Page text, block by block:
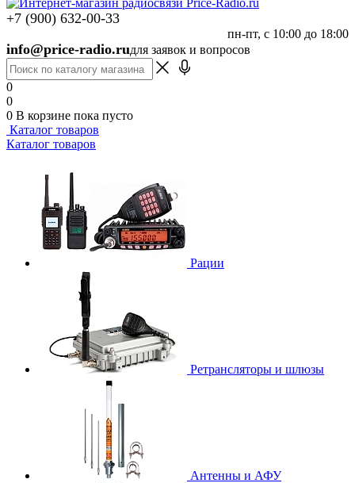
+7 (900) 632-00-33
пн-пт, с 10:00 до 18:00
info@price-radio.ruдля заявок и вопросов
0
0
0 В корзине пока пусто
Каталог товаров
Каталог товаров
Рации
Ретрансляторы и шлюзы
Антенны и АФУ